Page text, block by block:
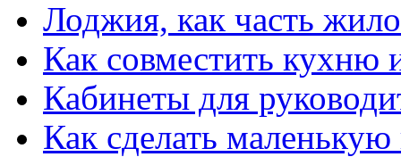
Лоджия, как часть
Как совместить кухню
Кабинеты для
Как сделать маленькую